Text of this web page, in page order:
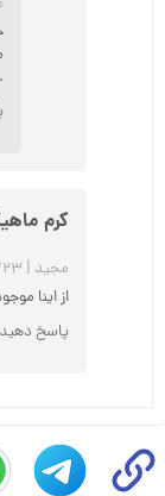
کرم
مجید |
از اینا
پاسخ دهید